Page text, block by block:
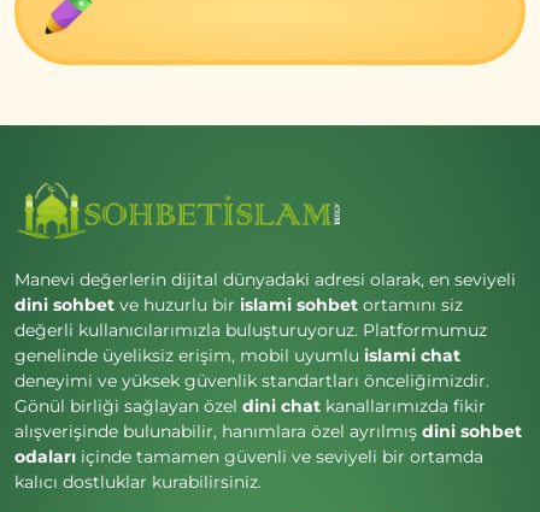
Manevi değerlerin dijital dünyadaki adresi olarak, en seviyeli
dini sohbet ve huzurlu bir islami sohbet ortamını siz
değerli kullanıcılarımızla buluşturuyoruz. Platformumuz
genelinde üyeliksiz erişim, mobil uyumlu islami chat
deneyimi ve yüksek güvenlik standartları önceliğimizdir.
Gönül birliği sağlayan özel dini chat kanallarımızda fikir
alışverişinde bulunabilir, hanımlara özel ayrılmış dini sohbet
odaları içinde tamamen güvenli ve seviyeli bir ortamda
kalıcı dostluklar kurabilirsiniz.